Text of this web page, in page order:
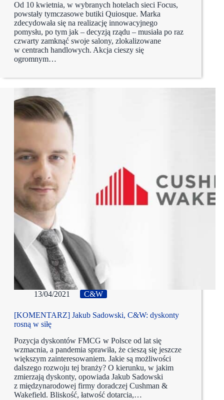
Od 10 kwietnia, w wybranych hotelach sieci Focus,
powstały tymczasowe butiki Quiosque. Marka
zdecydowała się na realizację innowacyjnego
pomysłu, po tym jak – decyzją rządu – musiała po raz
czwarty zamknąć swoje salony, zlokalizowane
w centrach handlowych. Akcja cieszy się
ogromnym…
13/04/2021 C&W
[KOMENTARZ] Jakub Sadowski, C&W: dyskonty
rosną w siłę
Pozycja dyskontów FMCG w Polsce od lat się
wzmacnia, a pandemia sprawiła, że cieszą się jeszcze
większym zainteresowaniem. Jakie są możliwości
dalszego rozwoju tej branży? O kierunku, w jakim
zmierzają dyskonty, opowiada Jakub Sadowski
z międzynarodowej firmy doradczej Cushman &
Wakefield. Bliskość, łatwość dotarcia,…